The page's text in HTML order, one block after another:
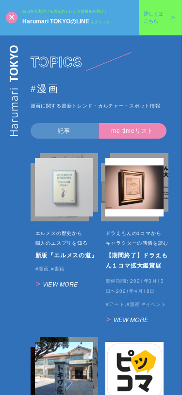
毎日を充実させる東京のトレンド情報をお届け！
Harumari TOKYOのLINE をチェック
詳しくは
こちら
TOPICS
#漫画
漫画に関する最新トレンド・カルチャー・スポット情報
記事 me timeリスト
エルメスの歴史から
職人のエスプリを知る
新版『エルメスの道』
漫画 書籍
VIEW MORE
ドラえもんの1コマから
キャラクターの感情を読む
【期間終了】ドラえも
ん１コマ拡大鑑賞展
開催期間:2021年3月13
日〜2021年4月18日
アート 漫画 イベント
VIEW MORE